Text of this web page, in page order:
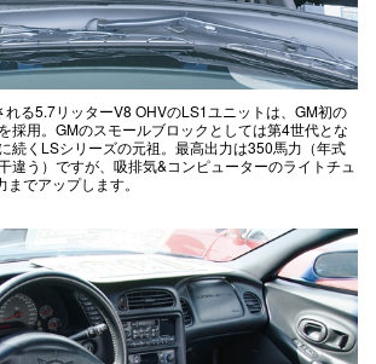
れる5.7リッターV8 OHVのLS1ユニットは、GM初の
採用。GMのスモールブロックとしては第4世代とな
続くLSシリーズの元祖。最高出力は350馬力（年式
違う）ですが、吸排気&コンピューターのライトチュ
でアップします。